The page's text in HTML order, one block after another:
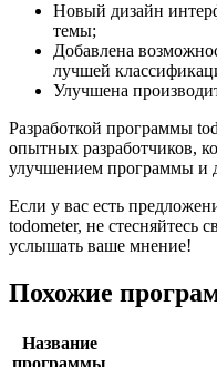
Новый дизайн
темы;
Добавлена
лучшей
Улучшена
Разработкой программы
опытных разработчиков,
улучшением программы и
Если у вас есть
todometer, не стесняйтесь
услышать ваше мнение!
Похожие
Название